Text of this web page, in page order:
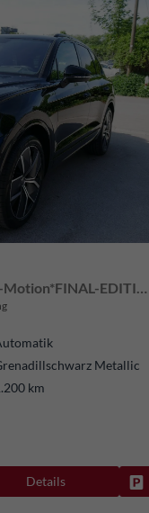
FINAL-EDITION R-Line V6 TDI 4-Motion*FINAL-EDITION*AHK-SCHWENKBAR*NAVI*ACC*PDC*LED*SHZ*21-ZOLL
Metallic
km
Details